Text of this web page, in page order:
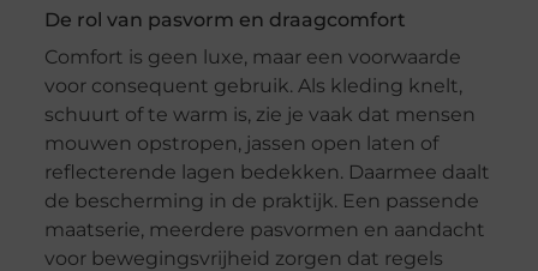
De rol van pasvorm en draagcomfort
Comfort is geen luxe, maar een voorwaarde
voor consequent gebruik. Als kleding knelt,
schuurt of te warm is, zie je vaak dat mensen
mouwen opstropen, jassen open laten of
reflecterende lagen bedekken. Daarmee daalt
de bescherming in de praktijk. Een passende
maatserie, meerdere pasvormen en aandacht
voor bewegingsvrijheid zorgen dat regels